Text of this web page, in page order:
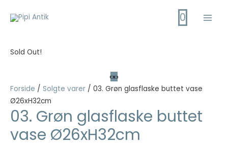
0
Sold Out!
Forside / Solgte varer / 03. Grøn glasflaske buttet vase
Ø26xH32cm
03. Grøn glasflaske buttet
vase Ø26xH32cm